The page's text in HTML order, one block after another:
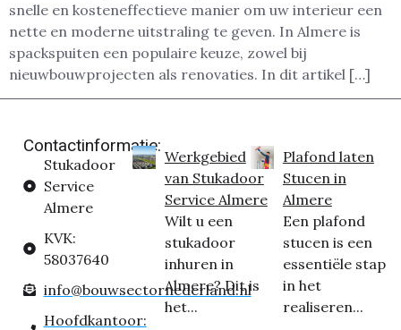
snelle en kosteneffectieve manier om uw interieur een
nette en moderne uitstraling te geven. In Almere is
spackspuiten een populaire keuze, zowel bij
nieuwbouwprojecten als renovaties. In dit artikel […]
Contactinformatie:
Stukadoor
Service
Almere
KVK:
58037640
info@bouwsectornederland.nl
Hoofdkantoor:
Werkgebied
van Stukadoor
Service Almere
Wilt u een
stukadoor
inhuren in
Almere? Dit is
het...
Plafond laten
Stucen in
Almere
Een plafond
stucen is een
essentiële stap
in het
realiseren...